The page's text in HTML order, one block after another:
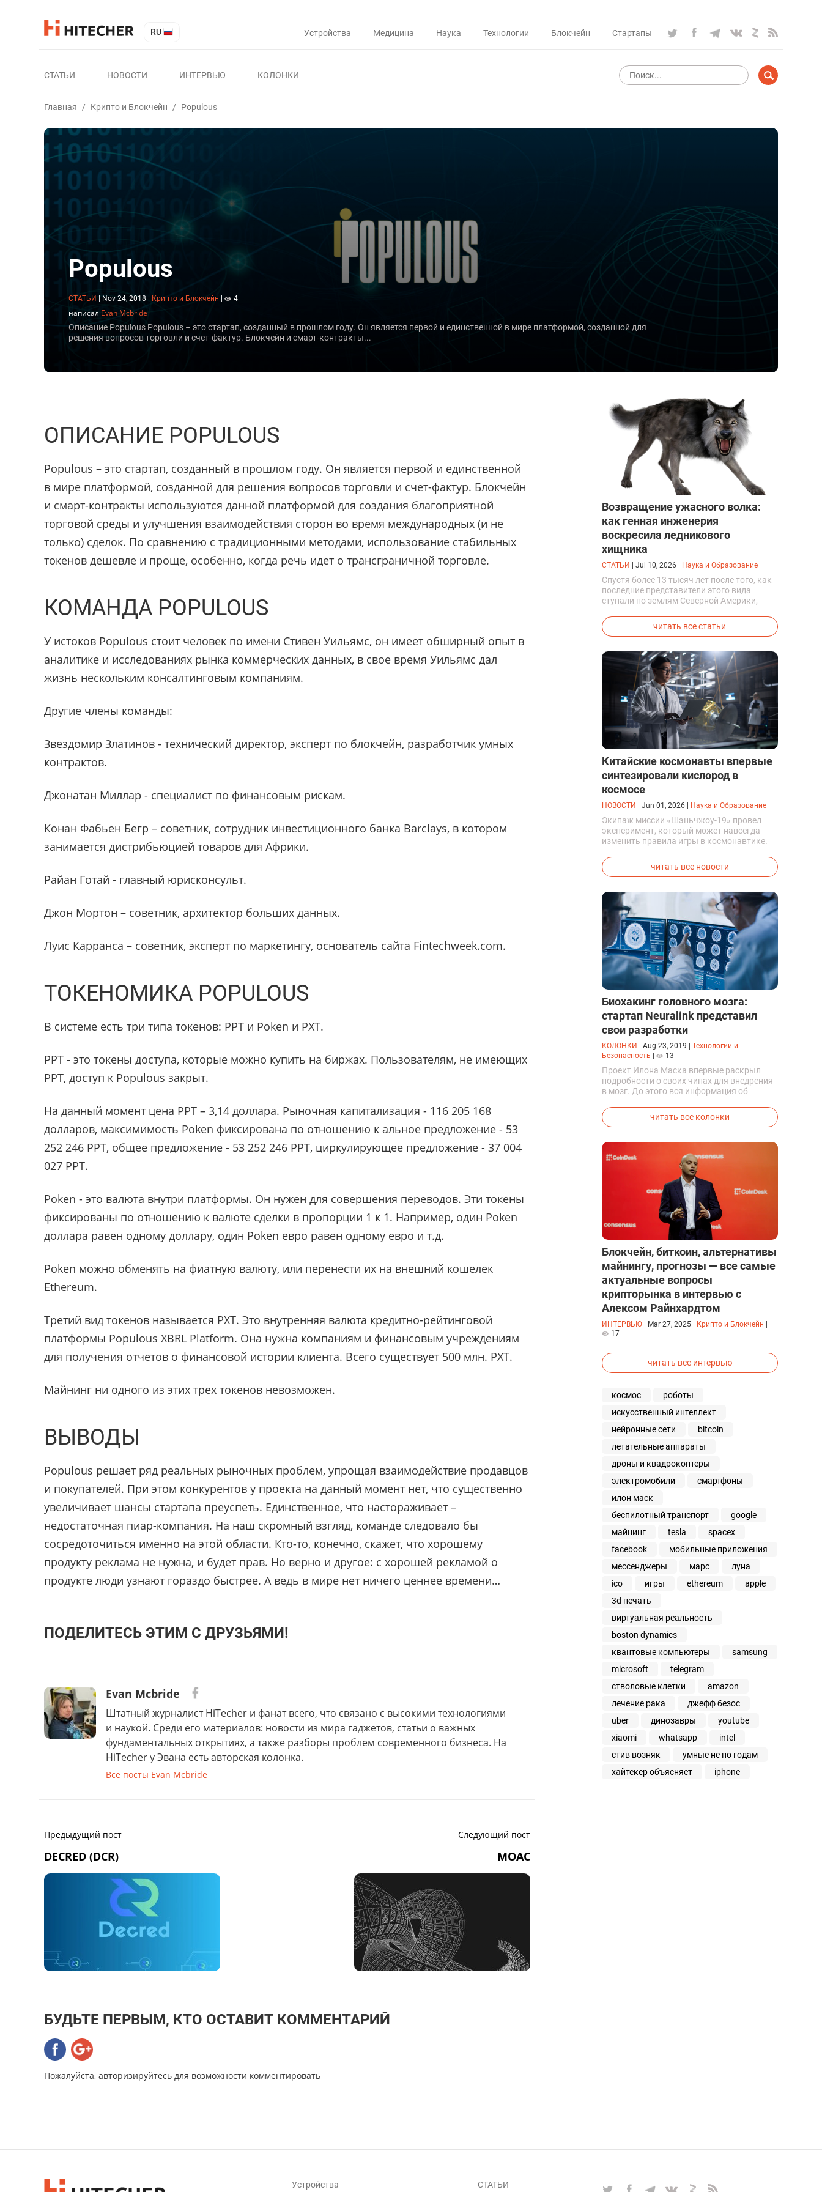
RU Устройства Медицина Наука Технологии Блокчейн Стартапы
СТАТЬИ НОВОСТИ ИНТЕРВЬЮ КОЛОНКИ
Главная / Крипто и Блокчейн / Populous
Populous
СТАТЬИ | Nov 24, 2018 Крипто и Блокчейн 4
написал Evan Mcbride
Описание Populous Populous – это стартап, созданный в прошлом году. Он является первой и единственной в мире платформой, созданной для
решения вопросов торговли и счет-фактур. Блокчейн и смарт-контракты...
ОПИСАНИЕ POPULOUS
Populous – это стартап, созданный в прошлом году. Он является первой и единственной
в мире платформой, созданной для решения вопросов торговли и счет-фактур. Блокчейн
и смарт-контракты используются данной платформой для создания благоприятной
торговой среды и улучшения взаимодействия сторон во время международных (и не
только) сделок. По сравнению с традиционными методами, использование стабильных
токенов дешевле и проще, особенно, когда речь идет о трансграничной торговле.
КОМАНДА POPULOUS
У истоков Populous стоит человек по имени Стивен Уильямс, он имеет обширный опыт в
аналитике и исследованиях рынка коммерческих данных, в свое время Уильямс дал
жизнь нескольким консалтинговым компаниям.
Другие члены команды:
Звездомир Златинов - технический директор, эксперт по блокчейн, разработчик умных
контрактов.
Джонатан Миллар - специалист по финансовым рискам.
Конан Фабьен Бегр – советник, сотрудник инвестиционного банка Barclays, в котором
занимается дистрибьюцией товаров для Африки.
Райан Готай - главный юрисконсульт.
Джон Мортон – советник, архитектор больших данных.
Луис Карранса – советник, эксперт по маркетингу, основатель сайта Fintechweek.com.
ТОКЕНОМИКА POPULOUS
В системе есть три типа токенов: PPT и Poken и PXT.
PPT - это токены доступа, которые можно купить на биржах. Пользователям, не имеющих
PPT, доступ к Populous закрыт.
На данный момент цена PPT – 3,14 доллара. Рыночная капитализация - 116 205 168
долларов, максимимость Poken фиксирована по отношению к альное предложение - 53
252 246 PPT, общее предложение - 53 252 246 PPT, циркулирующее предложение - 37 004
027 PPT.
Poken - это валюта внутри платформы. Он нужен для совершения переводов. Эти токены
фиксированы по отношению к валюте сделки в пропорции 1 к 1. Например, один Poken
доллара равен одному доллару, один Poken евро равен одному евро и т.д.
Poken можно обменять на фиатную валюту, или перенести их на внешний кошелек
Ethereum.
Третий вид токенов называется PXT. Это внутренняя валюта кредитно-рейтинговой
платформы Populous XBRL Platform. Она нужна компаниям и финансовым учреждениям
для получения отчетов о финансовой истории клиента. Всего существует 500 млн. PXT.
Майнинг ни одного из этих трех токенов невозможен.
ВЫВОДЫ
Populous решает ряд реальных рыночных проблем, упрощая взаимодействие продавцов
и покупателей. При этом конкурентов у проекта на данный момент нет, что существенно
увеличивает шансы стартапа преуспеть. Единственное, что настораживает –
недостаточная пиар-компания. На наш скромный взгляд, команде следовало бы
сосредоточиться именно на этой области. Кто-то, конечно, скажет, что хорошему
продукту реклама не нужна, и будет прав. Но верно и другое: с хорошей рекламой о
продукте люди узнают гораздо быстрее. А ведь в мире нет ничего ценнее времени…
ПОДЕЛИТЕСЬ ЭТИМ С ДРУЗЬЯМИ!
Evan Mcbride
Штатный журналист HiTecher и фанат всего, что связано с высокими технологиями
и наукой. Среди его материалов: новости из мира гаджетов, статьи о важных
фундаментальных открытиях, а также разборы проблем современного бизнеса. На
HiTecher у Эвана есть авторская колонка.
Все посты Evan Mcbride
Предыдущий пост
DECRED (DCR)
Следующий пост
MOAC
БУДЬТЕ ПЕРВЫМ, КТО ОСТАВИТ КОММЕНТАРИЙ
Пожалуйста, авторизируйтесь для возможности комментировать
Возвращение ужасного волка:
как генная инженерия
воскресила ледникового
хищника
СТАТЬИ Jul 10, 2026 Наука и Образование
Спустя более 13 тысяч лет после того, как
последние представители этого вида
ступали по землям Северной Америки,
вывели первых генетически
модифицированных щенков с фенотипом
читать все статьи
Китайские космонавты впервые
синтезировали кислород в
космосе
НОВОСТИ Jun 01, 2026 Наука и Образование
Экипаж миссии «Шэньчжоу-19» провел
эксперимент, который может навсегда
изменить правила игры в космонавтике.
успешно синтезировали кислород и
компоненты ракетного топлива с
прямо на орбите.
читать все новости
Биохакинг головного мозга:
стартап Neuralink представил
свои разработки
КОЛОНКИ Aug 23, 2019
Технологии и
Безопасность
13
Проект Илона Маска впервые раскрыл
подробности о своих чипах для внедрения
в мозг. До этого вся информация об
читать все колонки
Блокчейн, биткоин, альтернативы
майнингу, прогнозы — все самые
актуальные вопросы
крипторынка в интервью с
Алексом Райнхардтом
ИНТЕРВЬЮ Mar 27, 2025 Крипто и Блокчейн
17
читать все интервью
космос
роботы
искусственный интеллект
нейронные сети
bitcoin
летательные аппараты
дроны и квадрокоптеры
электромобили
смартфоны
илон маск
беспилотный транспорт
google
майнинг
tesla
spacex
facebook
мобильные приложения
мессенджеры
марс
луна
ico
игры ethereum
apple
3d печать
виртуальная реальность
boston dynamics
квантовые компьютеры
samsung
microsoft
telegram
стволовые клетки
amazon
лечение рака
джефф безос
uber
динозавры
youtube
xiaomi
whatsapp
intel
стив возняк
умные не по годам
хайтекер объясняет
iphone
Устройства СТАТЬИ